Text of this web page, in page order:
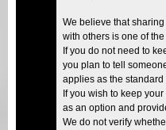
We believe that
with others is one of the
If you do not need to
you plan to tell
applies as the standard
If you wish to keep
as an option and
We do not verify